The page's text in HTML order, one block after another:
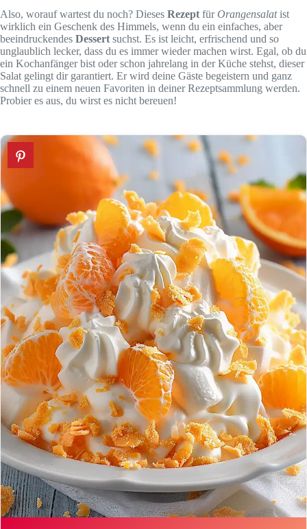
Also, worauf wartest du noch? Dieses Rezept für Orangensalatist
wirklich ein Geschenk des Himmels, wenn du ein einfaches, aber
beeindruckendes Dessert suchst. Es ist leicht, erfrischend und so
unglaublich lecker, dass du es immer wieder machen wirst. Egal, ob du
ein Kochanfänger bist oder schon jahrelang in der Küche stehst, dieser
Salat gelingt dir garantiert. Er wird deine Gäste begeistern und ganz
schnell zu einem neuen Favoriten in deiner Rezeptsammlung werden.
Probier es aus, du wirst es nicht bereuen!